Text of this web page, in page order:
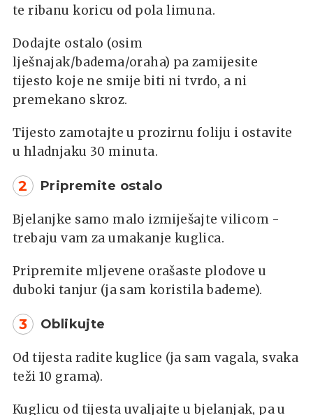
te ribanu koricu od pola limuna.
Dodajte ostalo (osim
lješnajak/badema/oraha) pa zamijesite
tijesto koje ne smije biti ni tvrdo, a ni
premekano skroz.
Tijesto zamotajte u prozirnu foliju i ostavite
u hladnjaku 30 minuta.
2 Pripremite ostalo
Bjelanjke samo malo izmiješajte vilicom -
trebaju vam za umakanje kuglica.
Pripremite mljevene orašaste plodove u
duboki tanjur (ja sam koristila bademe).
3 Oblikujte
Od tijesta radite kuglice (ja sam vagala, svaka
teži 10 grama).
Kuglicu od tijesta uvaljajte u bjelanjak, pa u